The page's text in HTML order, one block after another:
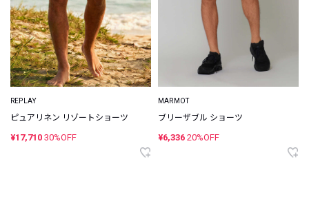
REPLAY
ピュアリネン リゾートショーツ
¥17,710 30%OFF
MARMOT
ブリーザブル ショーツ
¥6,336 20%OFF